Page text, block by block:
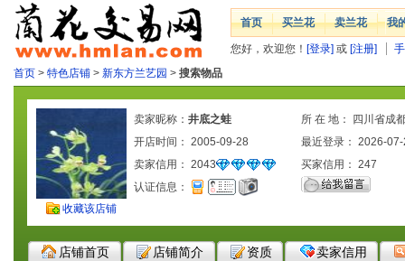
首页 买兰花 卖兰花 我
您好，欢迎您！ [登录] 或 [注册]
首页 > 特色店铺 > 新东方兰艺园 > 搜索物品
收藏该店铺
卖家昵称： 井底之蛙
所 在 地： 四川省成
开店时间： 2005-09-28
最近登录： 2026-
卖家信用： 2043 买家信用： 247
认证信息：
店铺首页 店铺简介 资质 卖家信用